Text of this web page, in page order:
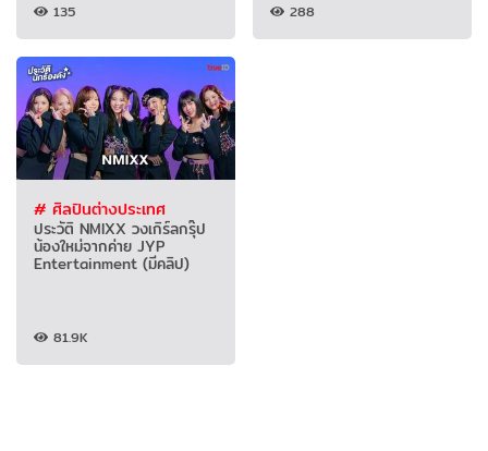
135 288
# ศิลปินต่างประเทศ
ประวัติ NMIXX วงเกิร์ลกรุ๊ป
น้องใหม่จากค่าย JYP
Entertainment (มีคลิป)
81.9K